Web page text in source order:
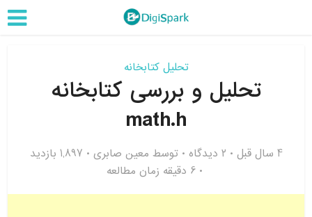
تحلیل کتابخانه
تحلیل و بررسی کتابخانه
math.h
4 سال قبل ۲ دیدگاه توسط معین صابری
1,897 بازدید
6 دقیقه زمان مطالعه